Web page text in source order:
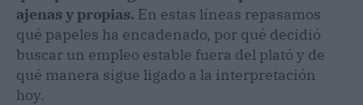
ajenas y propias. En estas líneas repasamos
qué papeles ha encadenado, por qué decidió
buscar un empleo estable fuera del plató y de
qué manera sigue ligado a la interpretación
hoy.